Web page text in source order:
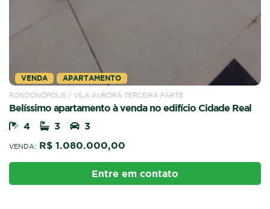
VENDA APARTAMENTO
RONDONÓPOLIS / VILA AURORA TERCEIRA PARTE
Belíssimo apartamento à venda no edifício Cidade Real
4
3 3
VENDA: R$ 1.080.000,00
Entre em contato